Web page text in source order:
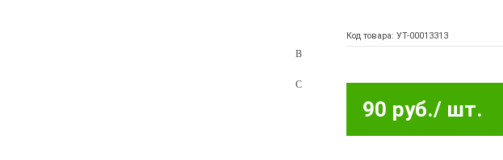
Код товара: УТ-00013313
90 руб./ шт.